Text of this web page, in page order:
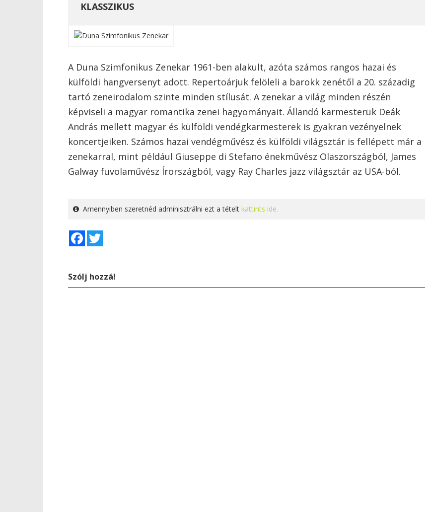
KLASSZIKUS
A Duna Szimfonikus Zenekar 1961-ben alakult, azóta számos rangos hazai és
külföldi hangversenyt adott. Repertoárjuk felöleli a barokk zenétől a 20. századig
tartó zeneirodalom szinte minden stílusát. A zenekar a világ minden részén
képviseli a magyar romantika zenei hagyományait. Állandó karmesterük Deák
András mellett magyar és külföldi vendégkarmesterek is gyakran vezényelnek
koncertjeiken. Számos hazai vendégművész és külföldi világsztár is fellépett már a
zenekarral, mint például Giuseppe di Stefano énekművész Olaszországból, James
Galway fuvolaművész Írországból, vagy Ray Charles jazz világsztár az USA-ból.
Amennyiben szeretnéd adminisztrálni ezt a tételt kattints ide.
Facebook
Szólj hozzá!